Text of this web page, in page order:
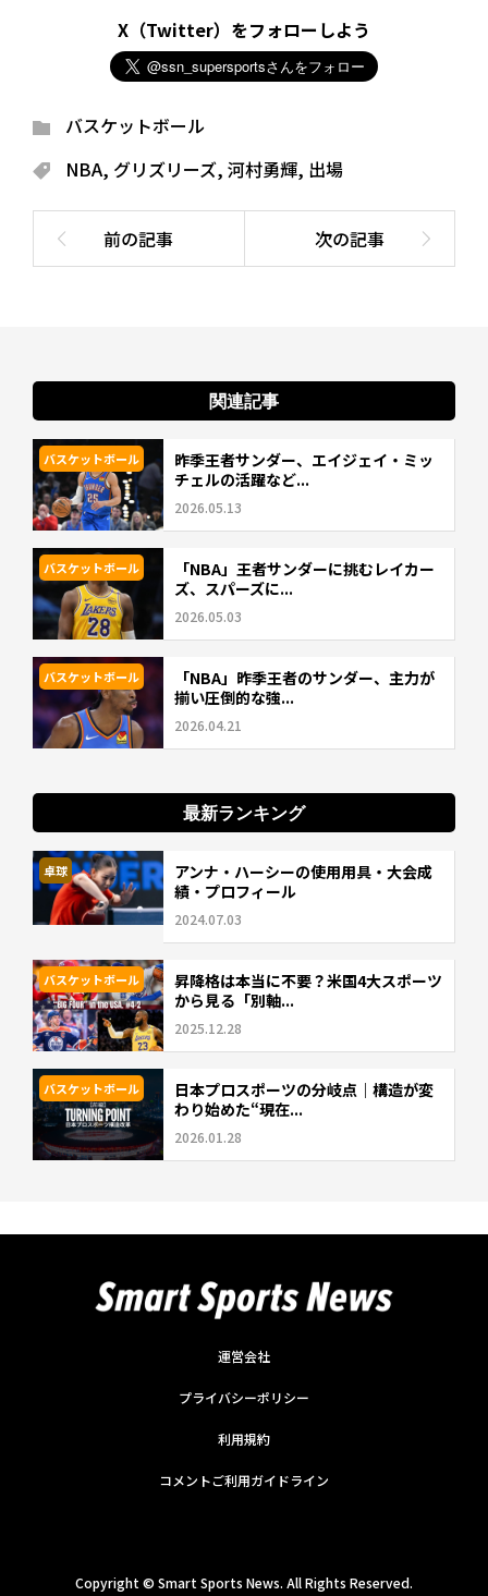
X（Twitter）をフォローしよう
バスケットボール
NBA, グリズリーズ, 河村勇輝, 出場
関連記事
バスケットボール
昨季王者サンダー、エイジェイ・ミッ
チェルの活躍など...
2026.05.13
バスケットボール
「NBA」王者サンダーに挑むレイカー
ズ、スパーズに...
2026.05.03
バスケットボール
「NBA」昨季王者のサンダー、主力が
揃い圧倒的な強...
2026.04.21
最新ランキング
卓球
アンナ・ハーシーの使用用具・大会成
績・プロフィール
2024.07.03
バスケットボール
昇降格は本当に不要？米国4大スポーツ
から見る「別軸...
2025.12.28
バスケットボール
日本プロスポーツの分岐点｜構造が変
わり始めた“現在...
2026.01.28
運営会社
プライバシーポリシー
利用規約
コメントご利用ガイドライン
Copyright © Smart Sports News. All Rights Reserved.